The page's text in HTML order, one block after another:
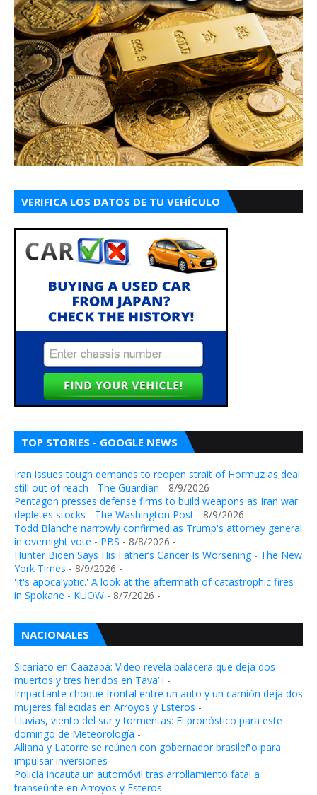
VERIFICA LOS DATOS DE TU VEHÍCULO
TOP STORIES - GOOGLE NEWS
Iran issues tough demands to reopen strait of Hormuz as deal
still out of reach - The Guardian - 8/9/2026 -
Pentagon presses defense firms to build weapons as Iran war
depletes stocks - The Washington Post - 8/9/2026 -
Todd Blanche narrowly confirmed as Trump's attorney general
in overnight vote - PBS - 8/8/2026 -
Hunter Biden Says His Father’s Cancer Is Worsening - The New
York Times - 8/9/2026 -
'It's apocalyptic.' A look at the aftermath of catastrophic fires
in Spokane - KUOW - 8/7/2026 -
NACIONALES
Sicariato en Caazapá: Video revela balacera que deja dos
muertos y tres heridos en Tava’ i -
Impactante choque frontal entre un auto y un camión deja dos
mujeres fallecidas en Arroyos y Esteros -
Lluvias, viento del sur y tormentas: El pronóstico para este
domingo de Meteorología -
Alliana y Latorre se reúnen con gobernador brasileño para
impulsar inversiones -
Policía incauta un automóvil tras arrollamiento fatal a
transeúnte en Arroyos y Esteros -